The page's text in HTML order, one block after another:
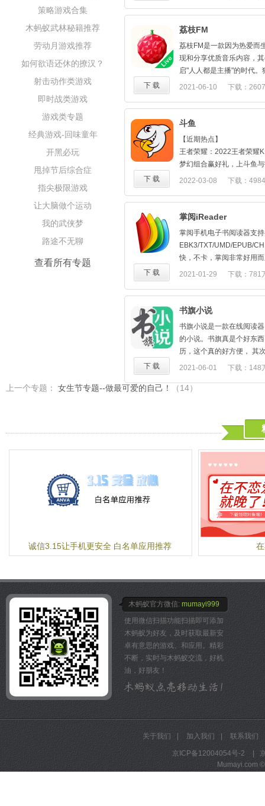
策略游戏合集
木蚂蚁武林秘籍推荐
劳动月游戏推荐
如何欲语还休的撩汉？
射击动作类游戏
即时战类游戏
游戏类专题
经典游戏-回味童年
开黑必玩
甩掉节后综合症
指尖极限游戏
让大脑做个运动
我的武侠梦
路途不无聊
查看所有专题
爱、杠杆
热播电影新上线：边缘行
军、长津湖之水门桥
热门综艺看不停：奔跑吧
季、喜欢你我也是第3季、
一度喜剧大赛
动漫新番随心换：航海王
普通话
海外新剧新推荐：邪恶与
经常请吃饭的漂亮姐姐、
顿、后裔
--如遇到问题，请尝试打开
【帮助反馈】-下方【意见
进解决。
--若您的问题仍未解决，
iqiyikf@qiyi.com，客服电
--我们一直在修复bug、优
您的反馈可以帮助我们改
热门手游：王者荣耀、和
战争、阴阳师
【顶尖赛事 火热盛典】
KPL秋季赛：战火重燃，
剑指银龙，来虎牙一起见
PCL秋季赛：24支联赛豪
【星光闪耀 现场跟你互动
Miss：电竞女王、英雄联
韦神：吃鸡大神主播，炫
都是我的
UZI：英雄联盟世界冠军，
骚男：高玩与声优的融合
楚河：每天直播12小时的
不求人：和平精英实力主
求人
更多知名主播：药水哥、
小飒、BurNIng、Longdd
莎啦啦：风扇女神，实力
周幼熙：天生舞者，隐藏
沐莹莹：甜美唱将，元气
林真心：可甜可盐，才艺
【吃喝玩乐 玩出疯格】
音乐律动生活：音乐达人
视听盛宴
户外直播：街头互动体验
美女美食够新鲜：海鲜盛
【意见反馈】
1.意见反馈：进入设置->
贵意见反馈给虎牙直播项
的每一条建议。
2.用户交流QQ群：
【K歌体验】简单，好用
可重唱每一句
彩。只要你敢来，活动嗨
【房间K歌】 MV现场K歌
敢唱，这里就是你的舞台
【录音棚】对待音乐我们
- 歌曲评分，全新智能评分
- 视频美颜，美肤、大眼、
时候也能那么美
- 视频合唱，喜欢你就要和
合唱更有奇妙现场感觉，
- 多元化伴奏曲库，丰富歌
你的心
- 即时收听，火热动听实时
【精彩家族】这里是你永
- 你不开心了，我们在这听
- 你新学了一首歌，想要唱
好了鲜花和礼物
- 打开爱唱，欢迎回家！！
特别推荐功能：加入好朋
可以先加入录制音频唱歌
合唱→音频录制→添加视频
新浪微博：@爱唱官方
我们会立刻处理，谢谢！
荔枝FM
荔枝FM是一款因为热爱而
现和分享优质音乐内容，
启"人人都是主播"的时代
的内容、个性化的体验，
「精彩内容，精心呈现」
1、情感治愈系：情感美文
2、明星名人类：吴亦凡
周杰伦、李宇春、周笔畅
东方神起、李敏镐、李易
宇、魏一宁、郑钧...明星离
3、小众音乐人：程璧、莴
西子诗、GALA乐队...聆听
4、科技知识类：罗辑思维
论、晓说、知乎、IT公论...
5、搞笑脱口秀：奇葩说、
6、外语外教类：韩语、英
7、体育运动类，世界杯、
冠、比分、独赢、NBA、
8、耽美广播剧：汇聚全
题材的最新广播剧，给腐
9、有声小说类：鬼故事、
雪漫、蔡骏...爱小说爱故事
10、儿童故事类：各种哄
和孩子一起录节目，留住
目，与他们不期而遇。
「复古设计，怀旧情怀」
回儿时收听收音机的感觉
【人人都是主播】
抛弃原有的繁琐录音模式
制，一呼百应，真正实现
如有问题请随时联系我们：
官方网站：http://
官方微博：http://
客服微博：http://
2021-06-10 下载：
下 载
斗鱼
【近期热点】
王者荣耀：2022王者荣耀
梦幻组合赢好礼，上斗鱼
KPL！
云顶之弈：云顶之弈S6.5
羁绊变宿敌，希尔科强势
金铲铲之战：福星悄悄返
和平精英：平台自制主播
强强联手，互相挑战，刺
LOL手游：新英雄魔法猫
【大神主播 制霸全场】
管泽元：LPL预测第一人
预测
Doinb：著名直播整活大
杀、排位守家
物皆可金轮
灵药：前OMG职业选手，
Gemini：KPL四冠教练，
回路转的KPL解说
拖米：KPL唯二100%胜
一条小团团：电竞美杜莎
有者，人美歌甜的吃鸡下
陈死狗：前职业战队ER
神"的称号，完美男孩，人
XDD：PeRo战队老板，
YYF：TI2世界冠军，电竞
8000分选手
女流66：本科就读于清华
知名原创游戏视频作者及
2022-03-08 下载：
下 载
掌阅iReader
掌阅手机电子书阅读器支
EBK3/TXT/UMD/EPUB/
快，不卡，掌阅非常好用
掌阅书籍的品质要求高，
2021-01-29 下载：781
下 载
书旗小说
书旗小说是一款在线阅读
的小说。书旗真是个好东
历，这个真的好方便， 其
名人的书都可以搜到。我
的事情。书旗小说值得拥
2021-06-01 下载：148
下 载
上一个专题： 女生节专题--做最可爱的自己！ （14）
诚信3.15让手机更安全 白名单应用推荐
木蚂蚁官方微信: mumayi999
使用微信扫描功能扫描即可添加
木蚂蚁为好友，及时获取最新安
卓有意思的游戏、和应用。精彩
不断，实时与木蚂蚁交流，好机
油，好朋友！
关于我们 加入我们 联系我们
京ICP备12004054号-2
Mumayi.com